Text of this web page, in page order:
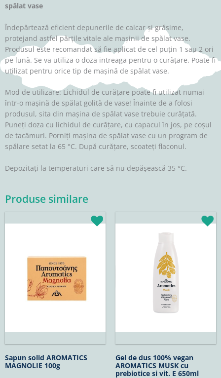
spălat vase
Îndepărtează eficient depunerile de calcar și grăsime,
protejand astfel părțile vitale ale mașinii de spălat vase.
Produsul este recomandat să fie aplicat de cel puțin 1 sau 2 ori
pe lună. Se va utiliza o doza intreaga pentru o curățare. Poate fi
utilizat pentru orice tip de mașină de spălat vase.
Mod de utilizare: Lichidul de curățare poate fi utilizat numai
într-o mașină de spălat golită de vase! Înainte de a folosi
produsul, sita din mașina de spălat vase trebuie curățată.
Puneți doza cu lichidul de curățare, cu capacul în jos, pe coșul
de tacâmuri. Porniți mașina de spălat vase cu un program de
spălare setat la 65 °C. După curățare, scoateți flaconul.
Depozitați la temperaturi care să nu depășească 35 °C.
Produse similare
Sapun solid AROMATICS
MAGNOLIE 100g
inițial curent
Gel de dus 100% vegan
AROMATICS MUSK cu
prebiotice si vit. E 650ml
inițial
17,90lei.
curent
este: